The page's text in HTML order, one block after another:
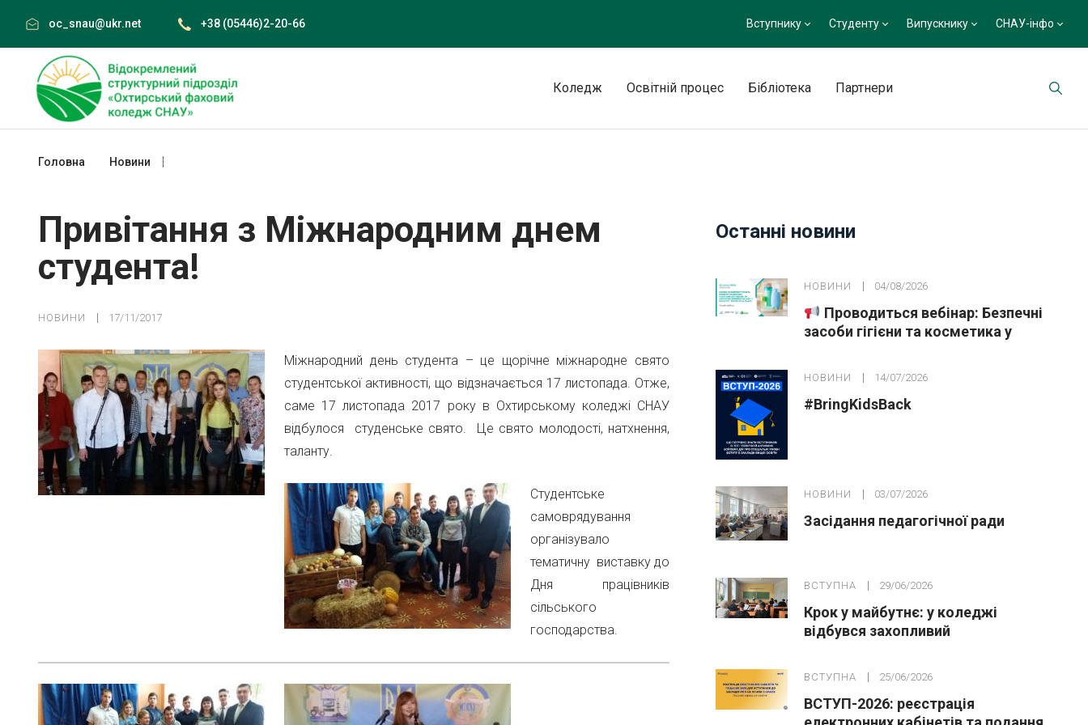
content
oc_snau@ukr.net +38 (05446)2-20-66 Вступнику Студенту Випускнику СНАУ-інфо
Коледж Освітній процес Бібліотека Партнери
Головна Новини
Привітання з Міжнародним днем
студента!
НОВИНИ 17/11/2017
Міжнародний день студента – це щорічне міжнародне свято
студентської активності, що відзначається 17 листопада. Отже,
саме 17 листопада 2017 року в Охтирському коледжі СНАУ
відбулося студенське свято. Це свято молодості, натхнення,
таланту.
Студентське
самоврядування
організувало
тематичну виставку до
Дня працівників
сільського
господарства.
Останні новини
НОВИНИ 04/08/2026
Проводиться вебінар: Безпечні
засоби гігієни та косметика у
НОВИНИ 14/07/2026
#BringKidsBack
НОВИНИ 03/07/2026
Засідання педагогічної ради
ВСТУПНА 29/06/2026
Крок у майбутнє: у коледжі
відбувся захопливий
абітурієнтів
ВСТУПНА 25/06/2026
ВСТУП-2026: реєстрація